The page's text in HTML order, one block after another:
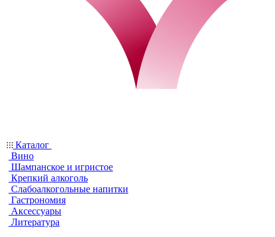
Каталог
Вино
Шампанское и игристое
Крепкий алкоголь
Слабоалкогольные напитки
Гастрономия
Аксессуары
Литература